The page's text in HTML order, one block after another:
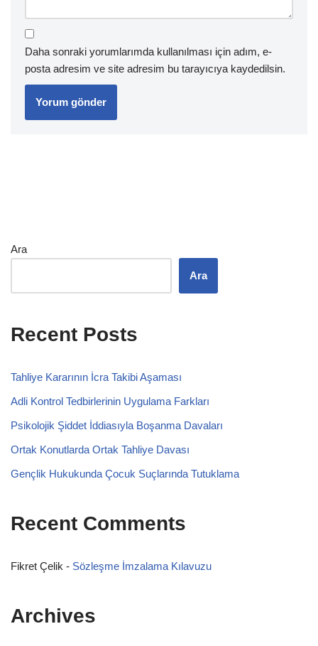
Daha sonraki yorumlarımda kullanılması için adım, e-
posta adresim ve site adresim bu tarayıcıya kaydedilsin.
Ara
Ara
Recent Posts
Tahliye Kararının İcra Takibi Aşaması
Adli Kontrol Tedbirlerinin Uygulama Farkları
Psikolojik Şiddet İddiasıyla Boşanma Davaları
Ortak Konutlarda Ortak Tahliye Davası
Gençlik Hukukunda Çocuk Suçlarında Tutuklama
Recent Comments
Fikret Çelik - Sözleşme İmzalama Kılavuzu
Archives